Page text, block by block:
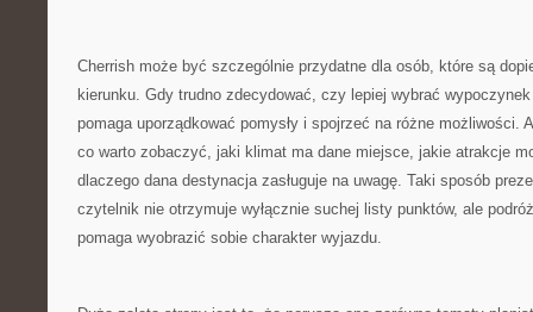
Cherrish może być szczególnie przydatne dla osób, które są
kierunku. Gdy trudno zdecydować, czy lepiej wybrać
pomaga uporządkować pomysły i spojrzeć na różne możliwości.
co warto zobaczyć, jaki klimat ma dane miejsce, jakie atrakcje
dlaczego dana destynacja zasługuje na uwagę. Taki sposób
czytelnik nie otrzymuje wyłącznie suchej listy punktów, ale
pomaga wyobrazić sobie charakter wyjazdu.